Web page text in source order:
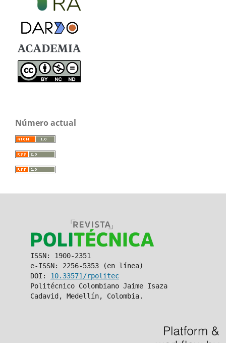
Número actual
ISSN: 1900-2351
e-ISSN: 2256-5353 (en línea)
DOI: 10.33571/rpolitec
Politécnico Colombiano Jaime Isaza
Cadavid, Medellín, Colombia.